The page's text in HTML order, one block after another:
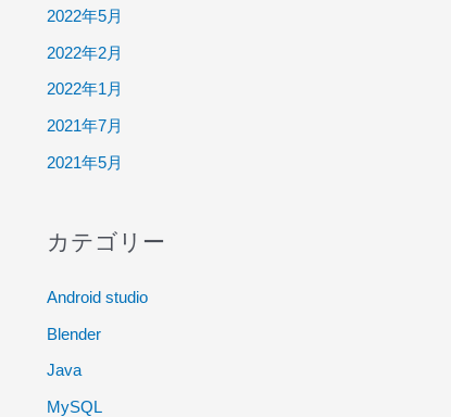
2022年5月
2022年2月
2022年1月
2021年7月
2021年5月
カテゴリー
Android studio
Blender
Java
MySQL